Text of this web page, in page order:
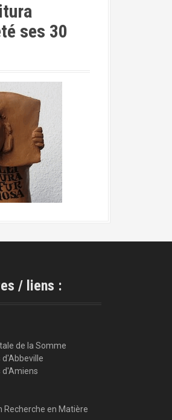
ses 30
/ liens :
de la Somme
d'Abbeville
d'Amiens
Recherche en Matière